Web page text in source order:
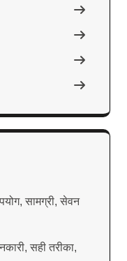
सामग्री, सेवन
सही तरीका,